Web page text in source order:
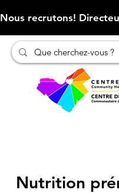
Nous recrutons!
Nutrition